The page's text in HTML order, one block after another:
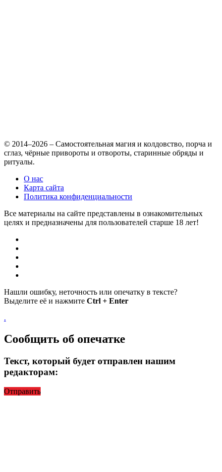
© 2014–2026 – Самостоятельная магия и колдовство, порча и
сглаз, чёрные привороты и отвороты, старинные обряды и
ритуалы.
О нас
Карта сайта
Политика конфиденциальности
Все материалы на сайте представлены в ознакомительных
целях и предназначены для пользователей старше 18 лет!
Нашли ошибку, неточность или опечатку в тексте?
Выделите её и нажмите Ctrl + Enter
.
Сообщить об опечатке
Текст, который будет отправлен нашим
редакторам:
Отправить